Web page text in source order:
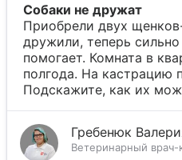
Собаки не дружат
Приобрели двух
дружили, теперь
помогает. Комната в
полгода. На кастрацию
Подскажите, как их
Гребенюк
Ветеринарный врач-